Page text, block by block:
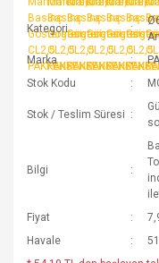
Kategori
Marka
Stok Kodu
Stok / Teslim Süresi
Bilgi
Fiyat
Havale